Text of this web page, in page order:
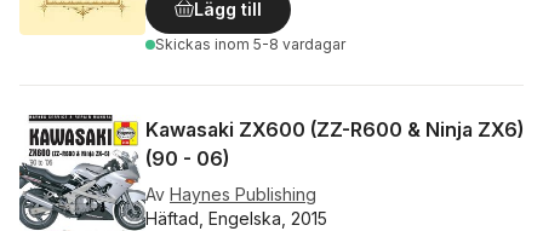
Lägg till
Skickas inom 5-8 vardagar
Kawasaki ZX600 (ZZ-R600 & Ninja ZX6)
(90 - 06)
Av Haynes Publishing
Häftad, Engelska, 2015